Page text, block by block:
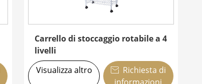
Carrello di stoccaggio rotabile a 4
livelli
Visualizza altro
 Richiesta di
informazioni